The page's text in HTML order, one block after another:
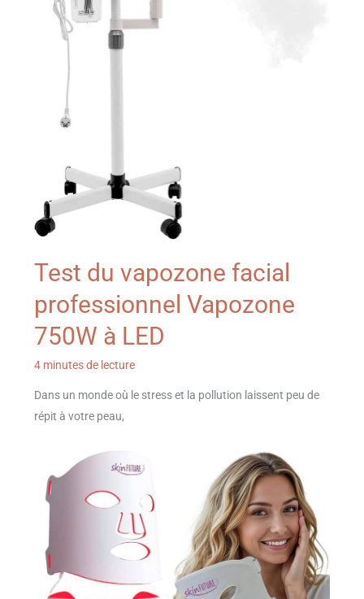
Test du vapozone facial
professionnel Vapozone
750W à LED
4 minutes de lecture
Dans un monde où le stress et la pollution laissent peu de
répit à votre peau,